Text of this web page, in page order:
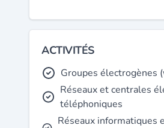
ACTIVITÉS
Groupes électrogènes
Réseaux et centrales
téléphoniques
Réseaux informatiques